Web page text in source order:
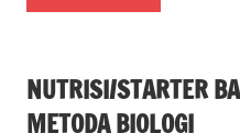
NUTRISI/STARTER
METODA BIOLOGI